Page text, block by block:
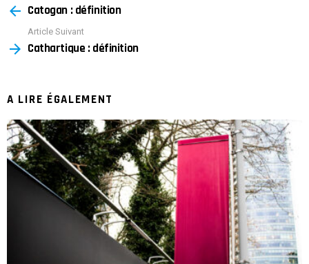
more Catogan : définition
Article Suivant
Cathartique : définition
A LIRE ÉGALEMENT